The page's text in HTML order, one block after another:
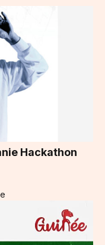
Hackathon